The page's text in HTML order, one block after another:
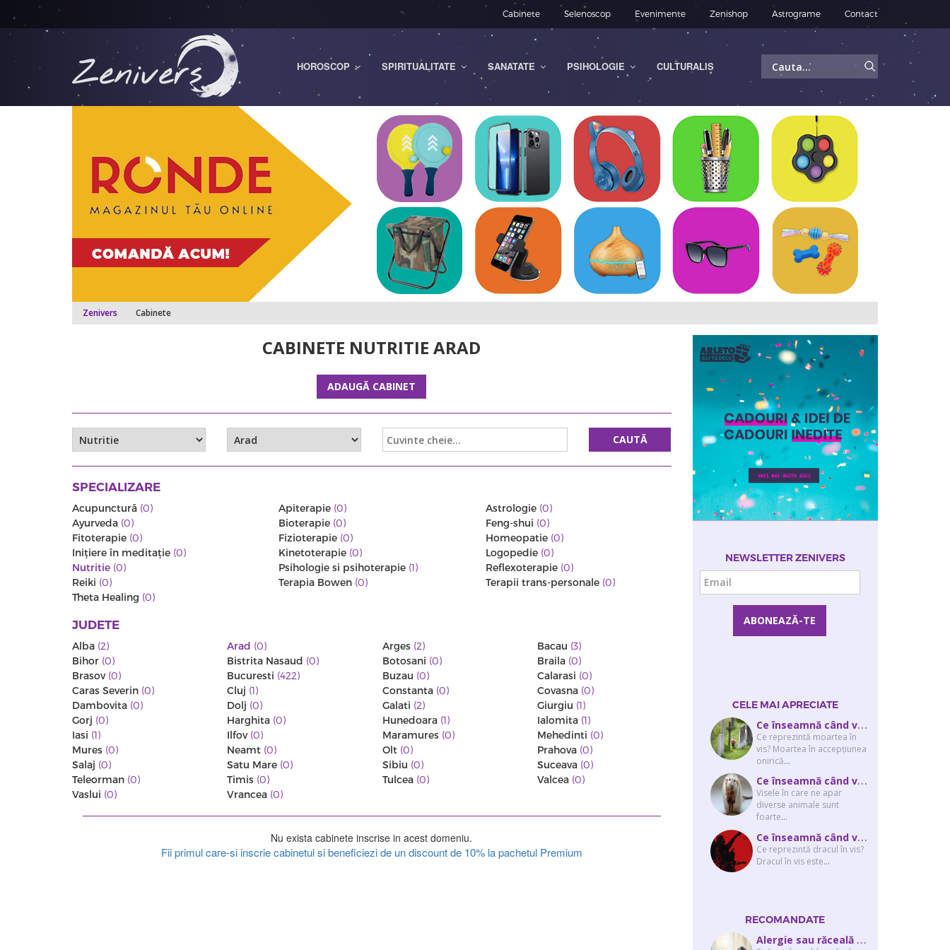
Cabinete Selenoscop Evenimente Zenishop Astrograme Contact
Caută
HOROSCOP SPIRITUALITATE SANATATE PSIHOLOGIE CULTURALIS
Zenivers Cabinete
CABINETE NUTRITIE ARAD
ADAUGĂ CABINET
CAUTĂ
SPECIALIZARE
Acupunctură (0) Apiterapie (0) Astrologie (0)
Ayurveda (0) Bioterapie (0) Feng-shui (0)
Fitoterapie (0) Fizioterapie (0) Homeopatie (0)
Iniţiere în meditaţie (0) Kinetoterapie (0) Logopedie (0)
Nutritie (0) Psihologie si psihoterapie (1) Reflexoterapie (0)
Reiki (0) Terapia Bowen (0) Terapii trans-personale (0)
Theta Healing (0)
JUDETE
Alba (2) Arad (0) Arges (2) Bacau (3)
Bihor (0) Bistrita Nasaud (0) Botosani (0) Braila (0)
Brasov (0) Bucuresti (422) Buzau (0) Calarasi (0)
Caras Severin (0) Cluj (1) Constanta (0) Covasna (0)
Dambovita (0) Dolj (0) Galati (2) Giurgiu (1)
Gorj (0) Harghita (0) Hunedoara (1) Ialomita (1)
Iasi (1) Ilfov (0) Maramures (0) Mehedinti (0)
Mures (0) Neamt (0) Olt (0) Prahova (0)
Salaj (0) Satu Mare (0) Sibiu (0) Suceava (0)
Teleorman (0) Timis (0) Tulcea (0) Valcea (0)
Vaslui (0) Vrancea (0)
Nu exista cabinete inscrise in acest domeniu.
Fii primul care-si inscrie cabinetul si beneficiezi de un discount de 10% la pachetul Premium
NEWSLETTER ZENIVERS
CELE MAI APRECIATE
C
e înseamnă când visezi că moare cineva apropiat? Interpretarea visului în ...
Ce reprezintă moartea în
vis? Moartea în accepţiunea
onirică...
C
e înseamnă când visezi şobolani sau şoareci
Visele în care ne apar
diverse animale sunt
foarte...
C
e înseamnă când visezi un drac? Interpretarea visului în care apar unul sau...
Ce reprezintă dracul în vis?
Dracul în vis este...
RECOMANDATE
A
lergie sau răceală – cum îţi dai seama de ce suferi și de ce conteaz...